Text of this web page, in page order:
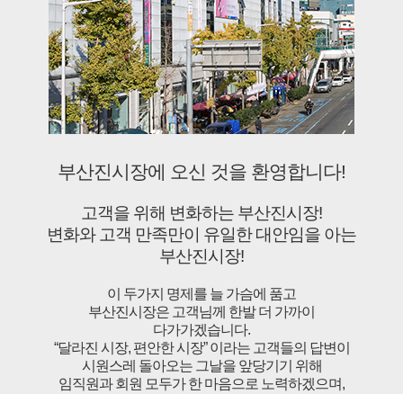
부산진시장에 오신 것을 환영합니다!
고객을 위해 변화하는 부산진시장!
변화와 고객 만족만이 유일한 대안임을 아는
부산진시장!
이 두가지 명제를 늘 가슴에 품고
부산진시장은 고객님께 한발 더 가까이
다가가겠습니다.
“달라진 시장, 편안한 시장” 이라는 고객들의 답변이
시원스레 돌아오는 그날을 앞당기기 위해
임직원과 회원 모두가 한 마음으로 노력하겠으며,